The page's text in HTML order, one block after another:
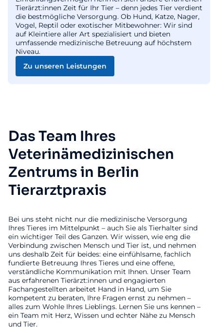
Tierärzt:innen Zeit für Ihr Tier – denn jedes Tier verdient
die bestmögliche Versorgung. Ob Hund, Katze, Nager,
Vogel, Reptil oder exotischer Mitbewohner: Wir sind
auf Kleintiere aller Art spezialisiert und bieten
umfassende medizinische Betreuung auf höchstem
Niveau.
Zu unseren Leistungen
Das Team Ihres
Veterinämedizinischen
Zentrums in Berlin
Tierarztpraxis
Bei uns steht nicht nur die medizinische Versorgung
Ihres Tieres im Mittelpunkt – auch Sie als Tierhalter sind
ein wichtiger Teil des Ganzen. Wir wissen, wie eng die
Verbindung zwischen Mensch und Tier ist, und nehmen
uns deshalb Zeit für beides: eine einfühlsame, fachlich
fundierte Betreuung Ihres Tieres und eine offene,
verständliche Kommunikation mit Ihnen. Unser Team
aus erfahrenen Tierärzt:innen und engagierten
Fachangestellten arbeitet Hand in Hand, um Sie
kompetent zu beraten, Ihre Fragen ernst zu nehmen –
alles zum Wohle Ihres Lieblings. Lernen Sie uns kennen –
ein Team mit Herz, Wissen und echter Nähe zu Mensch
und Tier.